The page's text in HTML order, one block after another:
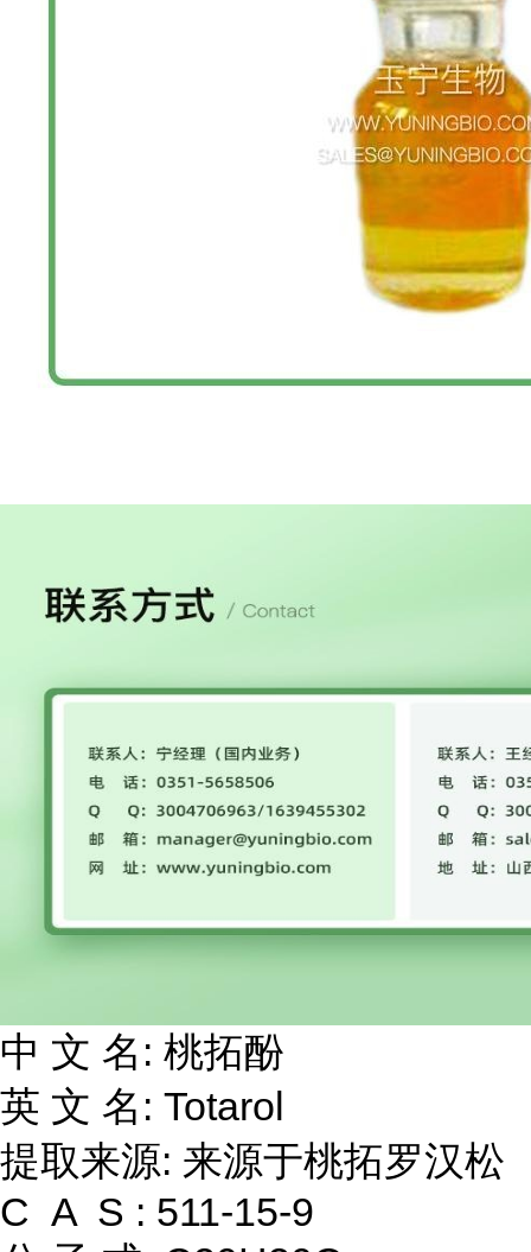
中 文 名: 桃拓酚
英 文 名: Totarol
提取来源: 来源于桃拓罗汉松
C A S : 511-15-9